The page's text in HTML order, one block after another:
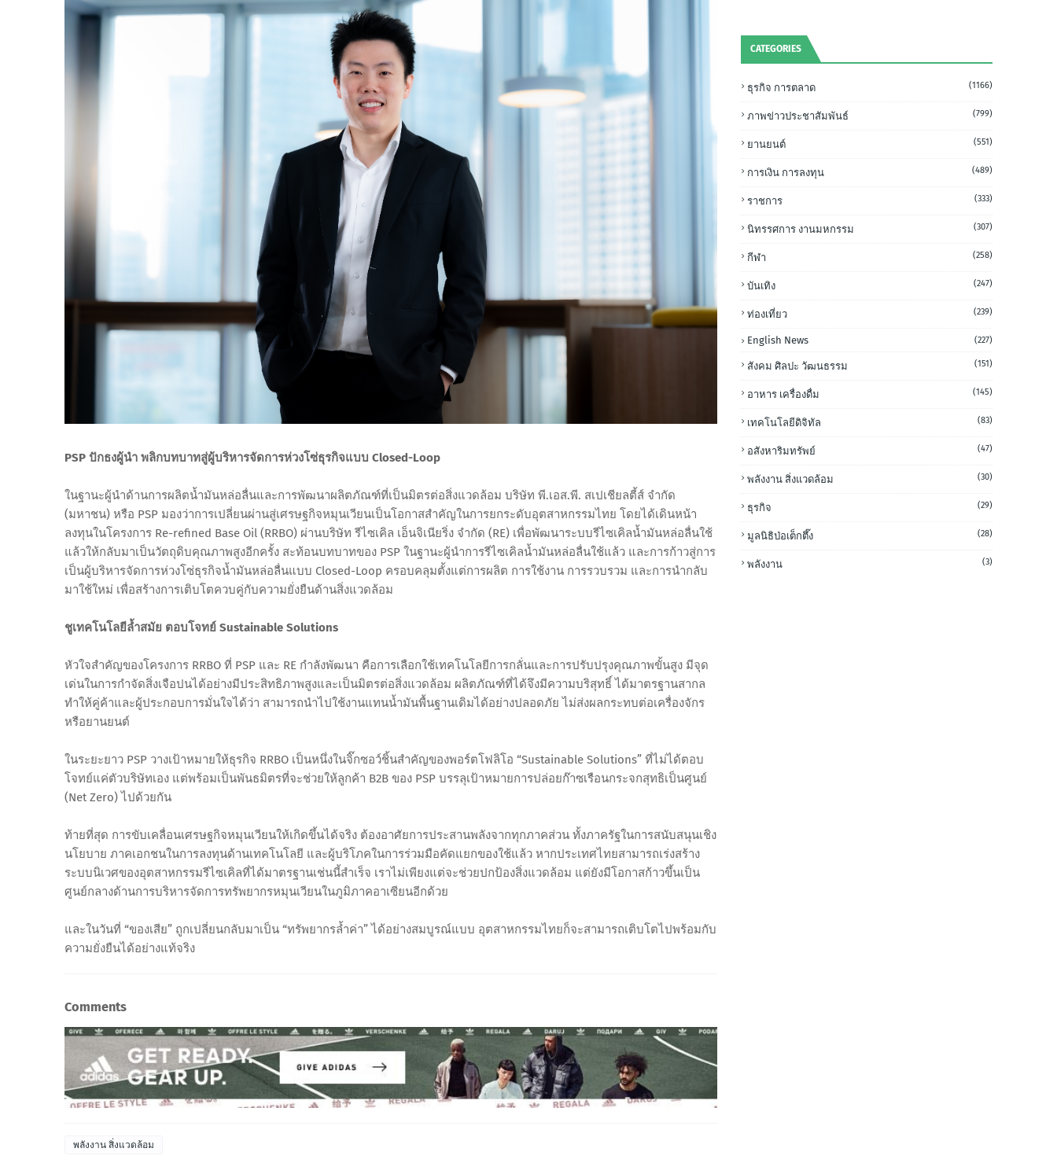
PSP ปักธงผู้นำ พลิกบทบาทสู่ผู้บริหารจัดการห่วงโซ่ธุรกิจแบบ Closed-Loop
ในฐานะผู้นำด้านการผลิตน้ำมันหล่อลื่นและการพัฒนาผลิตภัณฑ์ที่เป็นมิตรต่อสิ่งแวดล้อม บริษัท พี.เอส.พี. สเปเชียลตี้ส์ จำกัด
(มหาชน) หรือ PSP มองว่าการเปลี่ยนผ่านสู่เศรษฐกิจหมุนเวียนเป็นโอกาสสำคัญในการยกระดับอุตสาหกรรมไทย โดยได้เดินหน้า
ลงทุนในโครงการ Re-refined Base Oil (RRBO) ผ่านบริษัท รีไซเคิล เอ็นจิเนียริ่ง จำกัด (RE) เพื่อพัฒนาระบบรีไซเคิลน้ำมันหล่อลื่นใช้
แล้วให้กลับมาเป็นวัตถุดิบคุณภาพสูงอีกครั้ง สะท้อนบทบาทของ PSP ในฐานะผู้นำการรีไซเคิลน้ำมันหล่อลื่นใช้แล้ว และการก้าวสู่การ
เป็นผู้บริหารจัดการห่วงโซ่ธุรกิจน้ำมันหล่อลื่นแบบ Closed-Loop ครอบคลุมตั้งแต่การผลิต การใช้งาน การรวบรวม และการนำกลับ
มาใช้ใหม่ เพื่อสร้างการเติบโตควบคู่กับความยั่งยืนด้านสิ่งแวดล้อม
ชูเทคโนโลยีล้ำสมัย ตอบโจทย์ Sustainable Solutions
หัวใจสำคัญของโครงการ RRBO ที่ PSP และ RE กำลังพัฒนา คือการเลือกใช้เทคโนโลยีการกลั่นและการปรับปรุงคุณภาพขั้นสูง มีจุด
เด่นในการกำจัดสิ่งเจือปนได้อย่างมีประสิทธิภาพสูงและเป็นมิตรต่อสิ่งแวดล้อม ผลิตภัณฑ์ที่ได้จึงมีความบริสุทธิ์ ได้มาตรฐานสากล
ทำให้คู่ค้าและผู้ประกอบการมั่นใจได้ว่า สามารถนำไปใช้งานแทนน้ำมันพื้นฐานเดิมได้อย่างปลอดภัย ไม่ส่งผลกระทบต่อเครื่องจักร
หรือยานยนต์
ในระยะยาว PSP วางเป้าหมายให้ธุรกิจ RRBO เป็นหนึ่งในจิ๊กซอว์ชิ้นสำคัญของพอร์ตโฟลิโอ “Sustainable Solutions” ที่ไม่ได้ตอบ
โจทย์แค่ตัวบริษัทเอง แต่พร้อมเป็นพันธมิตรที่จะช่วยให้ลูกค้า B2B ของ PSP บรรลุเป้าหมายการปล่อยก๊าซเรือนกระจกสุทธิเป็นศูนย์
(Net Zero) ไปด้วยกัน
ท้ายที่สุด การขับเคลื่อนเศรษฐกิจหมุนเวียนให้เกิดขึ้นได้จริง ต้องอาศัยการประสานพลังจากทุกภาคส่วน ทั้งภาครัฐในการสนับสนุนเชิง
นโยบาย ภาคเอกชนในการลงทุนด้านเทคโนโลยี และผู้บริโภคในการร่วมมือคัดแยกของใช้แล้ว หากประเทศไทยสามารถเร่งสร้าง
ระบบนิเวศของอุตสาหกรรมรีไซเคิลที่ได้มาตรฐานเช่นนี้สำเร็จ เราไม่เพียงแต่จะช่วยปกป้องสิ่งแวดล้อม แต่ยังมีโอกาสก้าวขึ้นเป็น
ศูนย์กลางด้านการบริหารจัดการทรัพยากรหมุนเวียนในภูมิภาคอาเซียนอีกด้วย
และในวันที่ “ของเสีย” ถูกเปลี่ยนกลับมาเป็น “ทรัพยากรล้ำค่า” ได้อย่างสมบูรณ์แบบ อุตสาหกรรมไทยก็จะสามารถเติบโตไปพร้อมกับ
ความยั่งยืนได้อย่างแท้จริง
Comments
พลังงาน สิ่งแวดล้อม
CATEGORIES
ธุรกิจ การตลาด (1166)
ภาพข่าวประชาสัมพันธ์ (799)
ยานยนต์ (551)
การเงิน การลงทุน (489)
ราชการ (333)
นิทรรศการ งานมหกรรม (307)
กีฬา (258)
บันเทิง (247)
ท่องเที่ยว (239)
English News (227)
สังคม ศิลปะ วัฒนธรรม (151)
อาหาร เครื่องดื่ม (145)
เทคโนโลยีดิจิทัล (83)
อสังหาริมทรัพย์ (47)
พลังงาน สิ่งแวดล้อม (30)
ธุรกิจ (29)
มูลนิธิป่อเต็กตึ๊ง (28)
พลังงาน (3)